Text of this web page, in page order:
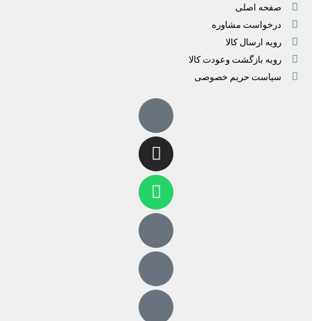
صفحه اصلی
درخواست مشاوره
رویه ارسال کالا
رویه بازگشت وعودت کالا
سیاست حریم خصوصی